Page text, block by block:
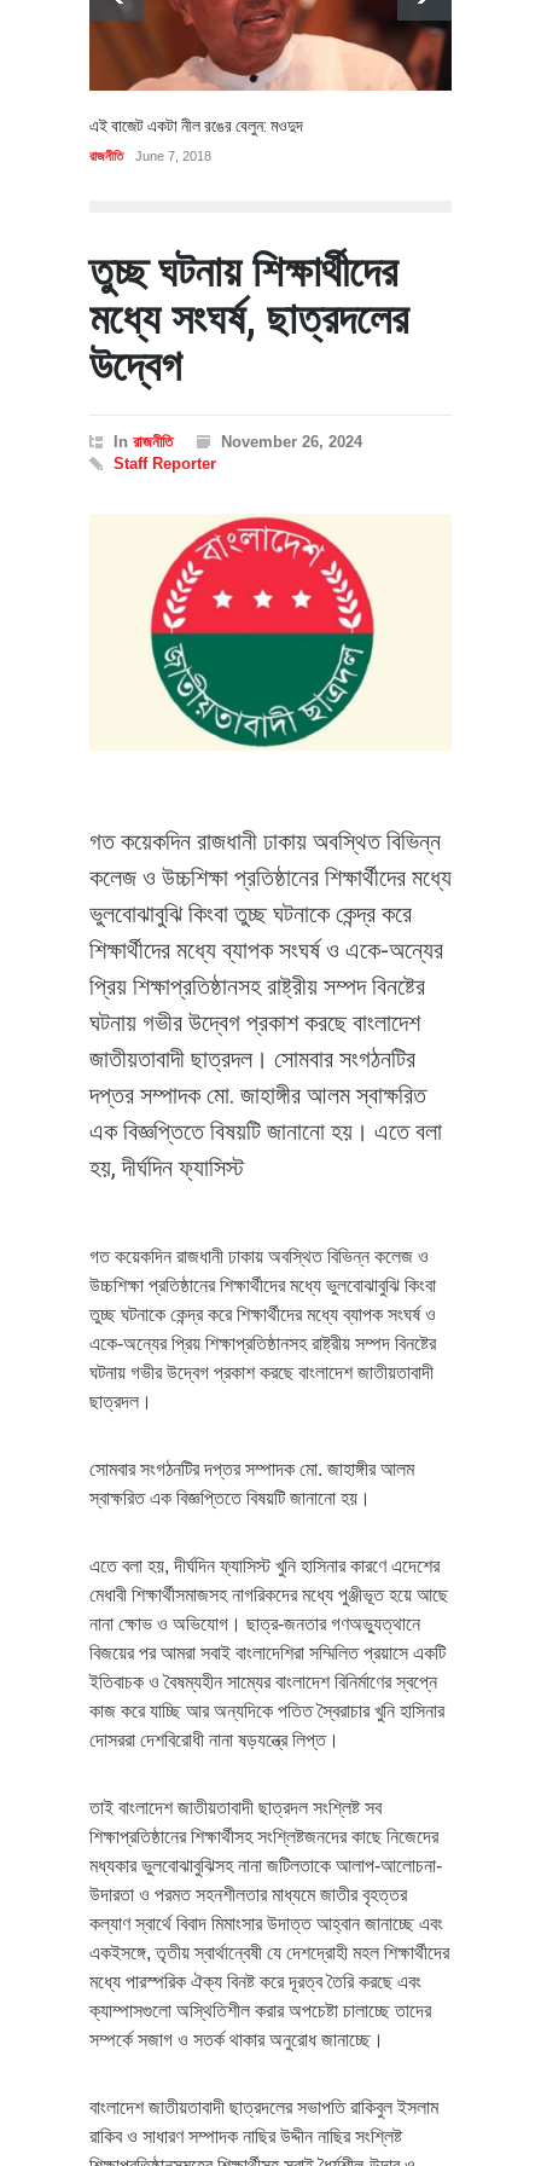
এই বাজেট একটা নীল রঙের বেলুন: মওদুদ
রাজনীতি June 7, 2018
তুচ্ছ ঘটনায় শিক্ষার্থীদের
মধ্যে সংঘর্ষ, ছাত্রদলের
উদ্বেগ
In রাজনীতি
November 26, 2024
Staff Reporter
গত কয়েকদিন রাজধানী ঢাকায় অবস্থিত বিভিন্ন
কলেজ ও উচ্চশিক্ষা প্রতিষ্ঠানের শিক্ষার্থীদের মধ্যে
ভুলবোঝাবুঝি কিংবা তুচ্ছ ঘটনাকে কেন্দ্র করে
শিক্ষার্থীদের মধ্যে ব্যাপক সংঘর্ষ ও একে-অন্যের
প্রিয় শিক্ষাপ্রতিষ্ঠানসহ রাষ্ট্রীয় সম্পদ বিনষ্টের
ঘটনায় গভীর উদ্বেগ প্রকাশ করছে বাংলাদেশ
জাতীয়তাবাদী ছাত্রদল। সোমবার সংগঠনটির
দপ্তর সম্পাদক মো. জাহাঙ্গীর আলম স্বাক্ষরিত
এক বিজ্ঞপ্তিতে বিষয়টি জানানো হয়। এতে বলা
হয়, দীর্ঘদিন ফ্যাসিস্ট
গত কয়েকদিন রাজধানী ঢাকায় অবস্থিত বিভিন্ন কলেজ ও
উচ্চশিক্ষা প্রতিষ্ঠানের শিক্ষার্থীদের মধ্যে ভুলবোঝাবুঝি কিংবা
তুচ্ছ ঘটনাকে কেন্দ্র করে শিক্ষার্থীদের মধ্যে ব্যাপক সংঘর্ষ ও
একে-অন্যের প্রিয় শিক্ষাপ্রতিষ্ঠানসহ রাষ্ট্রীয় সম্পদ বিনষ্টের
ঘটনায় গভীর উদ্বেগ প্রকাশ করছে বাংলাদেশ জাতীয়তাবাদী
ছাত্রদল।
সোমবার সংগঠনটির দপ্তর সম্পাদক মো. জাহাঙ্গীর আলম
স্বাক্ষরিত এক বিজ্ঞপ্তিতে বিষয়টি জানানো হয়।
এতে বলা হয়, দীর্ঘদিন ফ্যাসিস্ট খুনি হাসিনার কারণে এদেশের
মেধাবী শিক্ষার্থীসমাজসহ নাগরিকদের মধ্যে পুঞ্জীভূত হয়ে আছে
নানা ক্ষোভ ও অভিযোগ। ছাত্র-জনতার গণঅভ্যুত্থানে
বিজয়ের পর আমরা সবাই বাংলাদেশিরা সম্মিলিত প্রয়াসে একটি
ইতিবাচক ও বৈষম্যহীন সাম্যের বাংলাদেশ বিনির্মাণের স্বপ্নে
কাজ করে যাচ্ছি আর অন্যদিকে পতিত স্বৈরাচার খুনি হাসিনার
দোসররা দেশবিরোধী নানা ষড়যন্ত্রে লিপ্ত।
তাই বাংলাদেশ জাতীয়তাবাদী ছাত্রদল সংশ্লিষ্ট সব
শিক্ষাপ্রতিষ্ঠানের শিক্ষার্থীসহ সংশ্লিষ্টজনদের কাছে নিজেদের
মধ্যকার ভুলবোঝাবুঝিসহ নানা জটিলতাকে আলাপ-আলোচনা-
উদারতা ও পরমত সহনশীলতার মাধ্যমে জাতীর বৃহত্তর
কল্যাণ স্বার্থে বিবাদ মিমাংসার উদাত্ত আহ্বান জানাচ্ছে এবং
একইসঙ্গে, তৃতীয় স্বার্থান্বেষী যে দেশদ্রোহী মহল শিক্ষার্থীদের
মধ্যে পারস্পরিক ঐক্য বিনষ্ট করে দূরত্ব তৈরি করছে এবং
ক্যাম্পাসগুলো অস্থিতিশীল করার অপচেষ্টা চালাচ্ছে তাদের
সম্পর্কে সজাগ ও সতর্ক থাকার অনুরোধ জানাচ্ছে।
বাংলাদেশ জাতীয়তাবাদী ছাত্রদলের সভাপতি রাকিবুল ইসলাম
রাকিব ও সাধারণ সম্পাদক নাছির উদ্দীন নাছির সংশ্লিষ্ট